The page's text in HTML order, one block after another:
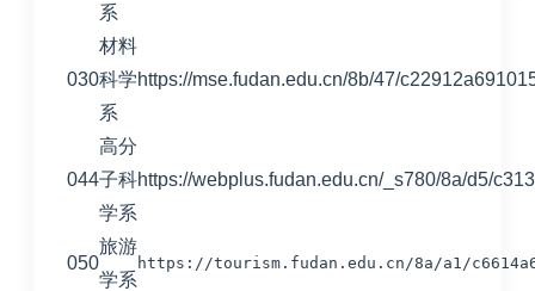
系
030
材料
科学
系
https://mse.fudan.edu.cn/8b/47/
044
高分
子科
学系
https://webplus.fudan.edu.cn/_s780/8a/d5/
050
旅游
学系
https://tourism.fudan.edu.cn/8a/a1/